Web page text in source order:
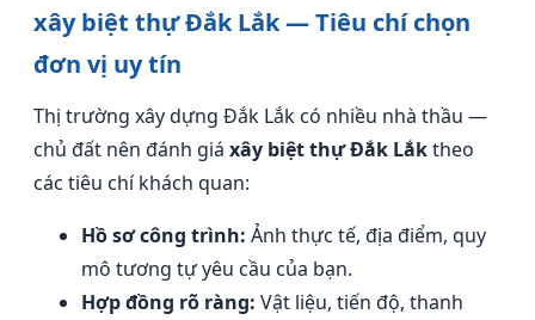
xây biệt thự Đắk Lắk — Tiêu chí chọn
đơn vị uy tín
Thị trường xây dựng Đắk Lắk có nhiều nhà thầu —
chủ đất nên đánh giá xây biệt thự Đắk Lắktheo
các tiêu chí khách quan:
Hồ sơ công trình: Ảnh thực tế, địa điểm, quy
mô tương tự yêu cầu của bạn.
Hợp đồng rõ ràng: Vật liệu, tiến độ, thanh